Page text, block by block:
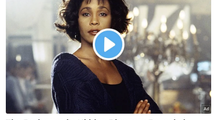
dari kedua-dua Home Fibre serta pelan
pascabayar. Mereka kekal terhubung untuk
kesemua keperluan digital sama ada untuk
keperluan kerja, permainan, penstriman
video ataupun pembelajaran mereka,”
katanya.
Tambah Loo Fun, Celcom akan terus menjadi
penyedia perkhidmatan yang boleh